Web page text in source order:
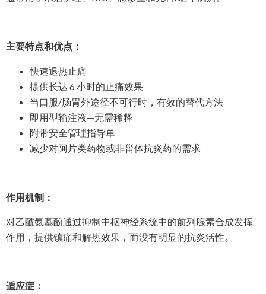
主要特点和优点：
快速退热止痛
提供长达 6 小时的止痛效果
当口服/肠胃外途径不可行时，有效的替代方法
即用型输注液—无需稀释
附带安全管理指导单
减少对阿片类药物或非甾体抗炎药的需求
作用机制：
对乙酰氨基酚通过抑制中枢神经系统中的前列腺素合成发挥
作用，提供镇痛和解热效果，而没有明显的抗炎活性。
适应症：